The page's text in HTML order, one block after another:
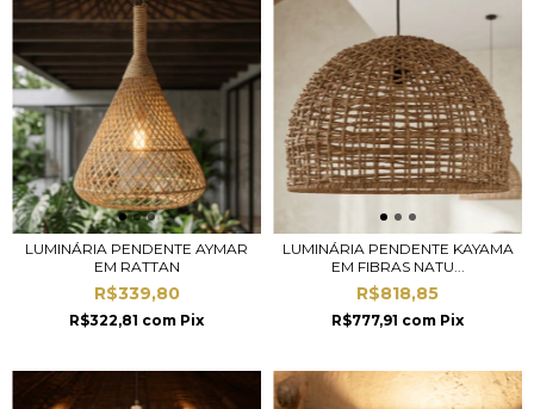
LUMINÁRIA PENDENTE AYMAR
EM RATTAN
R$339,80
R$322,81 com Pix
LUMINÁRIA PENDENTE KAYAMA
EM FIBRAS NATU...
R$818,85
R$777,91 com Pix